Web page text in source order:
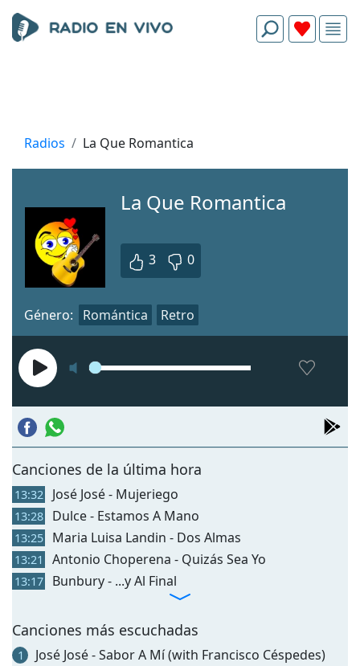
Radios La Que Romantica
La Que Romantica
3 0
Género: Romántica Retro
Сanciones de la última hora
13:32 José José - Mujeriego
13:28 Dulce - Estamos A Mano
13:25 Maria Luisa Landin - Dos Almas
13:21 Antonio Choperena - Quizás Sea Yo
13:17 Bunbury - ...y Al Final
Canciones más escuchadas
1 José José - Sabor A Mí (with Francisco Céspedes)